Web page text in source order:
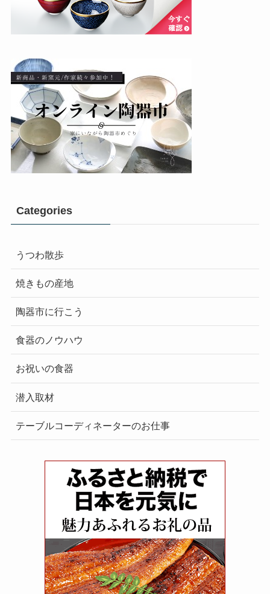
Categories
うつわ散歩
焼きもの産地
陶器市に行こう
食器のノウハウ
お祝いの食器
潜入取材
テーブルコーディネーターのお仕事